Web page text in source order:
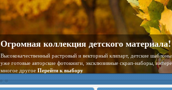
Огромная коллекция детского материала!
Высококачественный растровый и векторный клипарт, детские
уже готовые авторские фотокниги, эксклюзивные скрап-наборы,
многое другое Перейти к выбору